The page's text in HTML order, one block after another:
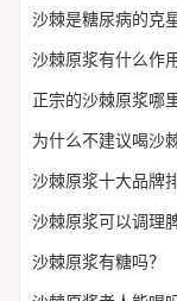
沙棘是糖尿病的克
沙棘原浆有什么作
正宗的沙棘原浆哪
为什么不建议喝沙
沙棘原浆十大品牌
沙棘原浆可以调理
沙棘原浆有糖吗？